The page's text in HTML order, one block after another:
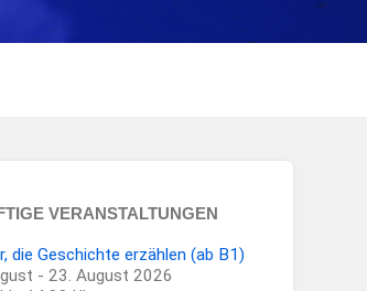
VERANSTALTUNGEN
die Geschichte erzählen (ab B1)
- 23. August 2026